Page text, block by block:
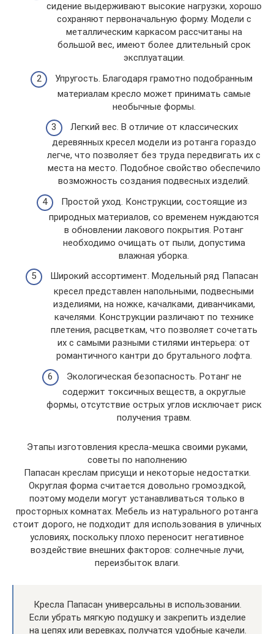
сидение выдерживают высокие нагрузки, хорошо
сохраняют первоначальную форму. Модели с
металлическим каркасом рассчитаны на
большой вес, имеют более длительный срок
эксплуатации.
Упругость. Благодаря грамотно подобранным
материалам кресло может принимать самые
необычные формы.
Легкий вес. В отличие от классических
деревянных кресел модели из ротанга гораздо
легче, что позволяет без труда передвигать их с
места на место. Подобное свойство обеспечило
возможность создания подвесных изделий.
Простой уход. Конструкции, состоящие из
природных материалов, со временем нуждаются
в обновлении лакового покрытия. Ротанг
необходимо очищать от пыли, допустима
влажная уборка.
Широкий ассортимент. Модельный ряд Папасан
кресел представлен напольными, подвесными
изделиями, на ножке, качалками, диванчиками,
качелями. Конструкции различают по технике
плетения, расцветкам, что позволяет сочетать
их с самыми разными стилями интерьера: от
романтичного кантри до брутального лофта.
Экологическая безопасность. Ротанг не
содержит токсичных веществ, а округлые
формы, отсутствие острых углов исключает риск
получения травм.
Этапы изготовления кресла-мешка своими руками,
советы по наполнению
Папасан креслам присущи и некоторые недостатки.
Округлая форма считается довольно громоздкой,
поэтому модели могут устанавливаться только в
просторных комнатах. Мебель из натурального ротанга
стоит дорого, не подходит для использования в уличных
условиях, поскольку плохо переносит негативное
воздействие внешних факторов: солнечные лучи,
переизбыток влаги.
Кресла Папасан универсальны в использовании.
Если убрать мягкую подушку и закрепить изделие
на цепях или веревках, получатся удобные качели.